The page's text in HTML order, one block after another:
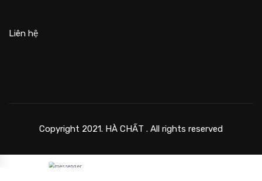
Liên hệ
Copyright 2021. HÀ CHẤT . All rights reserved